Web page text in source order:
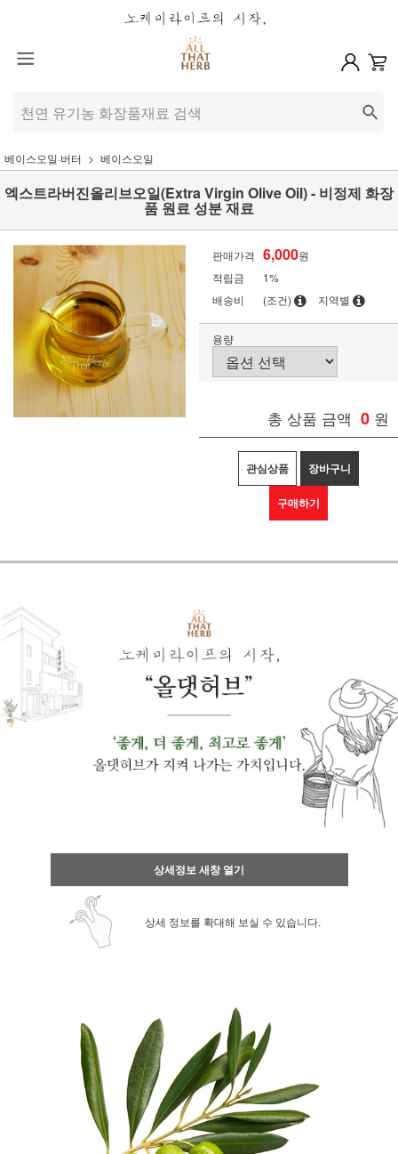
베이스오일·버터 베이스오일
엑스트라버진올리브오일(Extra Virgin Olive Oil) - 비정제 화장
품 원료 성분 재료
판매가격 6,000원
적립금
1%
배송비
(조건) 지역별
용량
총 상품 금액 0 원
관심상품 장바구니
구매하기
상세정보 새창 열기
상세 정보를 확대해 보실 수 있습니다.